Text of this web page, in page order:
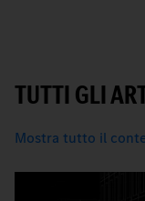
TUTTI GLI
Mostra tutto il